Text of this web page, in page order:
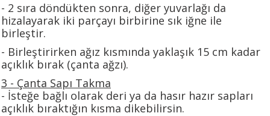
- 2 sıra döndükten sonra, diğer yuvarlağı da
hizalayarak iki parçayı birbirine sık iğne ile
birleştir.
- Birleştirirken ağız kısmında yaklaşık 15 cm kadar
açıklık bırak (çanta ağzı).
3️ - Çanta Sapı Takma
- İsteğe bağlı olarak deri ya da hasır hazır sapları
açıklık bıraktığın kısma dikebilirsin.